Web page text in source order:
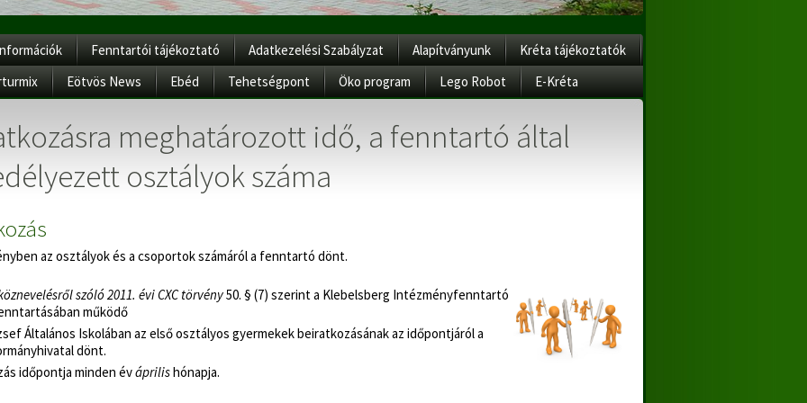
Fenntartói tájékoztató Adatkezelési Szabályzat Alapítványunk
Kréta tájékoztatók
Eötvös News Ebéd Tehetségpont Öko program Lego Robot E-Kréta
meghatározott idő, a fenntartó által
osztályok száma
az osztályok és a csoportok számáról a fenntartó dönt.
szóló 2011. évi CXC törvény50. § (7) szerint a Klebelsberg Intézményfenntartó
működő
Általános Iskolában az első osztályos gyermekek beiratkozásának az időpontjáról a
dönt.
időpontja minden éváprilishónapja.